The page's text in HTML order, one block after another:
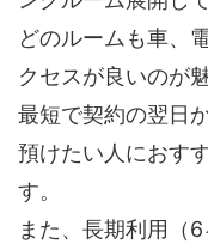
どのルームも車、
クセスが良いのが
最短で契約の翌日
預けたい人におす
す。
また、長期利用（